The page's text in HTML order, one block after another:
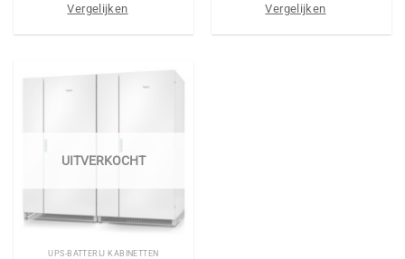
Vergelijken Vergelijken
UITVERKOCHT
UPS-BATTERIJ KABINETTEN